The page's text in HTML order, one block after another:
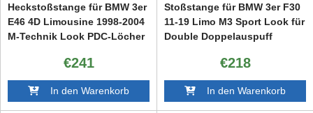
Heckstoßstange für BMW 3er
E46 4D Limousine 1998-2004
M-Technik Look PDC-Löcher
€241
In den Warenkorb
Stoßstange für BMW 3er F30
11-19 Limo M3 Sport Look für
Double Doppelauspuff
€218
In den Warenkorb